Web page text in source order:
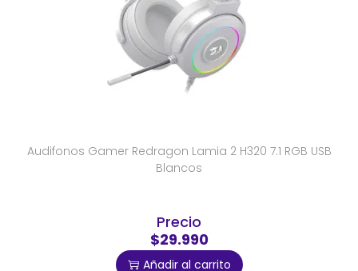
Audifonos Gamer Redragon Lamia 2 H320 7.1 RGB USB
Blancos
Precio
$29.990
Añadir al carrito